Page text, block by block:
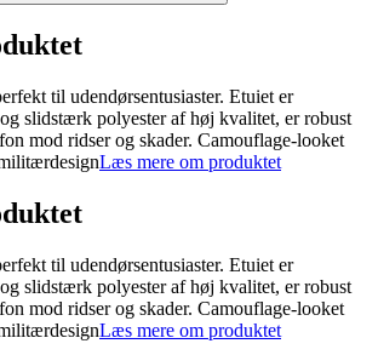
til udendørsentusiaster. Etuiet er
slidstærk polyester af høj kvalitet, er robust
mod ridser og skader. Camouflage-looket
Læs mere om produktet
til udendørsentusiaster. Etuiet er
slidstærk polyester af høj kvalitet, er robust
mod ridser og skader. Camouflage-looket
Læs mere om produktet